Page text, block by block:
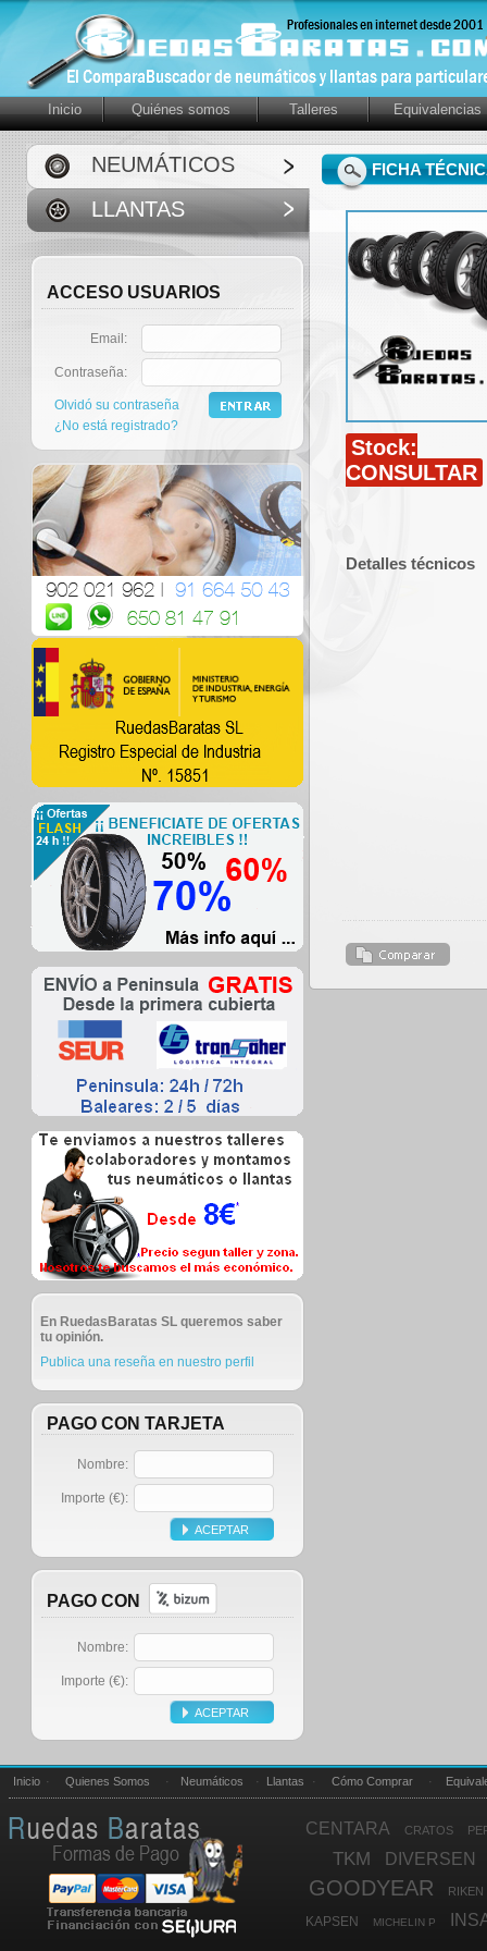
Inicio Quiénes somos Talleres Equivalencias
NEUMÁTICOS
LLANTAS
ACCESO USUARIOS
Email:
Contraseña:
Olvidó su contraseña
¿No está registrado?
En RuedasBaratas SL queremos saber
tu opinión.
Publica una reseña en nuestro perfil
PAGO CON TARJETA
Nombre:
Importe (€):
PAGO CON
Nombre:
Importe (€):
FICHA
Stock:
CONSULTAR
Detalles técnicos
Inicio · Quienes Somos · Neumáticos · Llantas · Cómo Comprar ·
CENTARA CRATOS
TKM DIVERSEN
GOODYEAR RIKEN
KAPSEN MICHELIN P